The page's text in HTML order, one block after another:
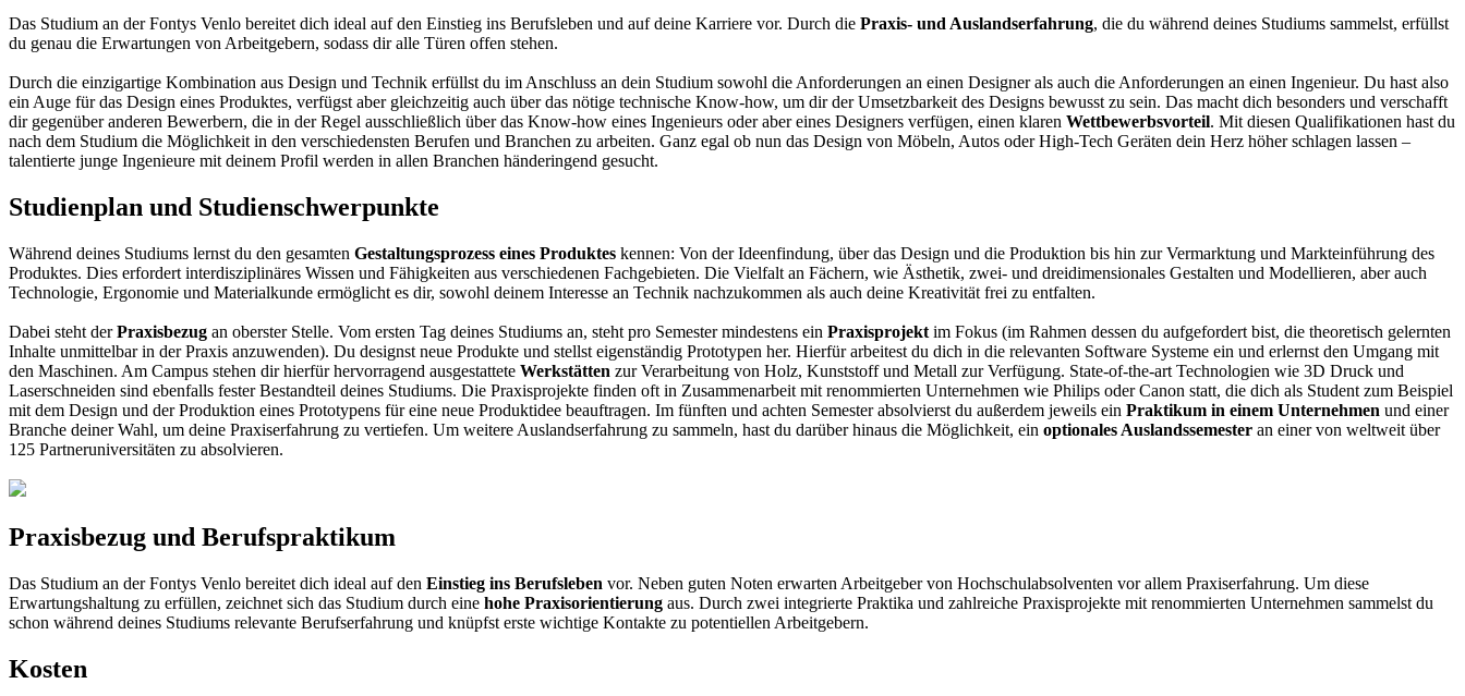
Das Studium an der Fontys Venlo bereitet dich ideal auf den Einstieg ins Berufsleben und auf deine Karriere vor. Durch die Praxis- und Auslandserfahrung, die du während deines Studiums sammelst, erfüllst
du genau die Erwartungen von Arbeitgebern, sodass dir alle Türen offen stehen.
Durch die einzigartige Kombination aus Design und Technik erfüllst du im Anschluss an dein Studium sowohl die Anforderungen an einen Designer als auch die Anforderungen an einen Ingenieur. Du hast also
ein Auge für das Design eines Produktes, verfügst aber gleichzeitig auch über das nötige technische Know-how, um dir der Umsetzbarkeit des Designs bewusst zu sein. Das macht dich besonders und verschafft
dir gegenüber anderen Bewerbern, die in der Regel ausschließlich über das Know-how eines Ingenieurs oder aber eines Designers verfügen, einen klaren Wettbewerbsvorteil. Mit diesen Qualifikationen hast du
nach dem Studium die Möglichkeit in den verschiedensten Berufen und Branchen zu arbeiten. Ganz egal ob nun das Design von Möbeln, Autos oder High-Tech Geräten dein Herz höher schlagen lassen –
talentierte junge Ingenieure mit deinem Profil werden in allen Branchen händeringend gesucht.
Studienplan und Studienschwerpunkte
Während deines Studiums lernst du den gesamten Gestaltungsprozess eines Produktes kennen: Von der Ideenfindung, über das Design und die Produktion bis hin zur Vermarktung und Markteinführung des
Produktes. Dies erfordert interdisziplinäres Wissen und Fähigkeiten aus verschiedenen Fachgebieten. Die Vielfalt an Fächern, wie Ästhetik, zwei- und dreidimensionales Gestalten und Modellieren, aber auch
Technologie, Ergonomie und Materialkunde ermöglicht es dir, sowohl deinem Interesse an Technik nachzukommen als auch deine Kreativität frei zu entfalten.
Dabei steht derPraxisbezug an oberster Stelle. Vom ersten Tag deines Studiums an, steht pro Semester mindestens ein Praxisprojekt im Fokus (im Rahmen dessen du aufgefordert bist, die theoretisch gelernten
Inhalte unmittelbar in der Praxis anzuwenden). Du designst neue Produkte und stellst eigenständig Prototypen her. Hierfür arbeitest du dich in die relevanten Software Systeme ein und erlernst den Umgang mit
den Maschinen. Am Campus stehen dir hierfür hervorragend ausgestattete Werkstätten zur Verarbeitung von Holz, Kunststoff und Metall zur Verfügung. State-of-the-art Technologien wie 3D Druck und
Laserschneiden sind ebenfalls fester Bestandteil deines Studiums. Die Praxisprojekte finden oft in Zusammenarbeit mit renommierten Unternehmen wie Philips oder Canon statt, die dich als Student zum Beispiel
mit dem Design und der Produktion eines Prototypens für eine neue Produktidee beauftragen. Im fünften und achten Semester absolvierst du außerdem jeweils ein Praktikum in einem Unternehmen und einer
Branche deiner Wahl, um deine Praxiserfahrung zu vertiefen. Um weitere Auslandserfahrung zu sammeln, hast du darüber hinaus die Möglichkeit, ein optionales Auslandssemester an einer von weltweit über
125 Partneruniversitäten zu absolvieren.
Praxisbezug und Berufspraktikum
Das Studium an der Fontys Venlo bereitet dich ideal auf den Einstieg ins Berufsleben vor. Neben guten Noten erwarten Arbeitgeber von Hochschulabsolventen vor allem Praxiserfahrung. Um diese
Erwartungshaltung zu erfüllen, zeichnet sich das Studium durch eine hohe Praxisorientierung aus. Durch zwei integrierte Praktika und zahlreiche Praxisprojekte mit renommierten Unternehmen sammelst du
schon während deines Studiums relevante Berufserfahrung und knüpfst erste wichtige Kontakte zu potentiellen Arbeitgebern.
Kosten